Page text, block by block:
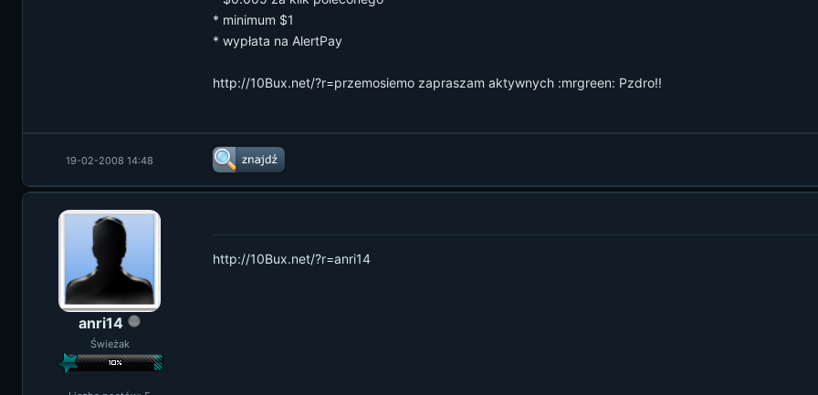
* minimum $1
* wypłata na AlertPay
http://10Bux.net/?r=przemosiemo zapraszam aktywnych :mrgreen: Pzdro!!
19-02-2008 14:48
anri14
Świeżak
http://10Bux.net/?r=anri14